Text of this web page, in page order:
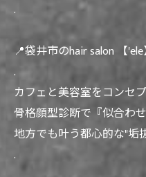
.
📍袋井市のhair salon 【
.
カフェと美容室をコンセ
骨格顔型診断で『似合わ
地方でも叶う都心的な"垢
.